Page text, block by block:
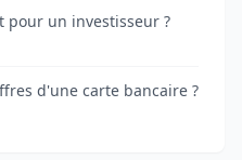
un investisseur ?
d'une carte bancaire ?